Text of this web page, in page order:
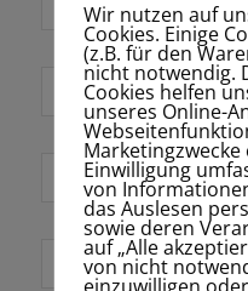
Wir nutzen auf
Cookies. Einige
(z.B. für den
nicht notwendig.
Cookies helfen
unseres Online-
Einwilligung
von
das Auslesen
sowie deren
auf „Alle
von nicht